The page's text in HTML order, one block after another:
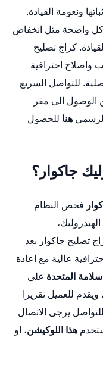
ونعومة القيادة.
واضحة مثل انخفاض
كراج تصليح
واصلاح احترافية
للتواصل السريع
الوصول الى مقر
هنا للحصول
جاكوار؟
فحص النظام
تصليح جاكوار بعد
عالية مع اعادة
المتحدة على
للعميل تقريرا
يرجى الاتصال
هذا اللوكيشن، او